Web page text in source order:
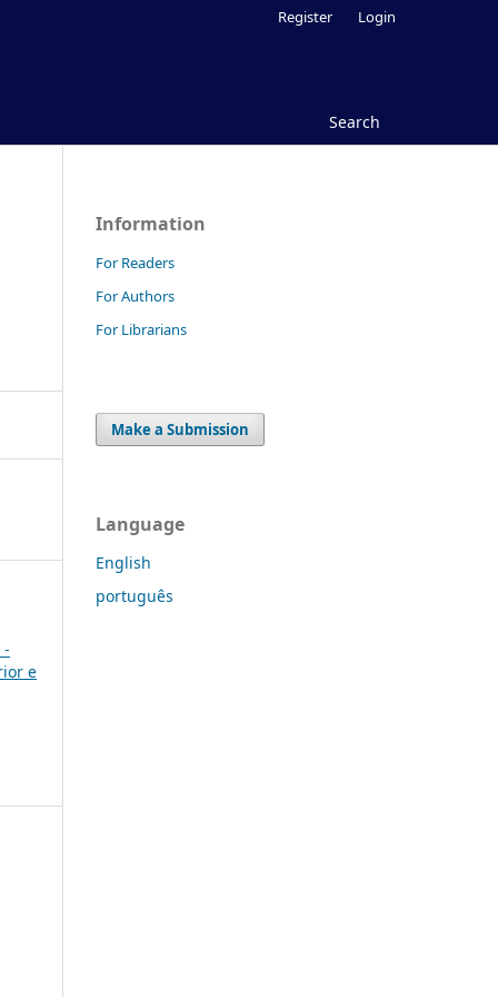
Search
Register Login
-
e
Information
For Readers
For Authors
For Librarians
Make a Submission
Language
English
português